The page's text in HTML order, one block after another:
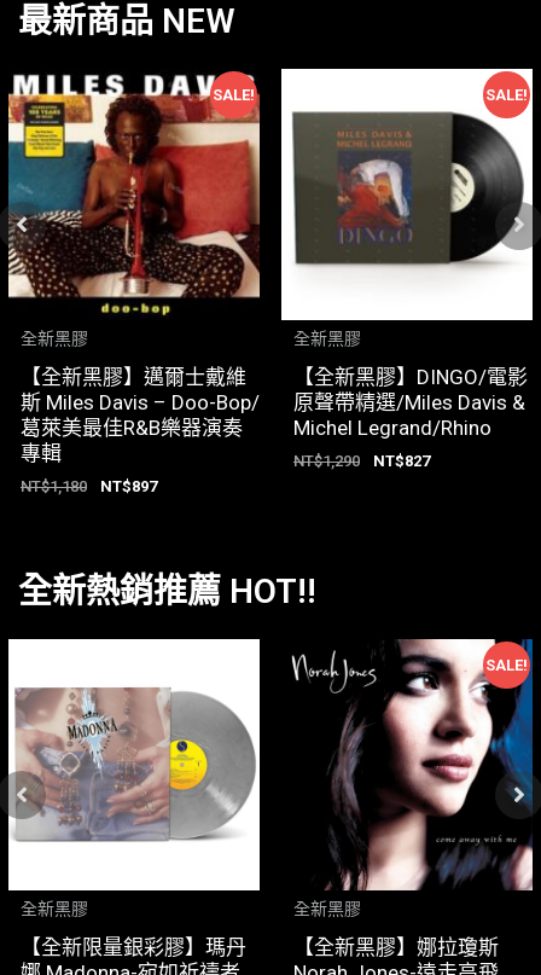
最新商品 NEW
SALE!
全新黑膠
【全新黑膠】邁爾士戴維
斯 Miles Davis – Doo-Bop/
葛萊美最佳R&B樂器演奏
專輯
NT$1,180 NT$897
SALE!
全新黑膠
【全新黑膠】DINGO/電影
原聲帶精選/Miles Davis &
Michel Legrand/Rhino
NT$1,290 NT$827
全新熱銷推薦 HOT!!
全新黑膠
【全新限量銀彩膠】瑪丹
SALE!
全新黑膠
【全新黑膠】娜拉瓊斯